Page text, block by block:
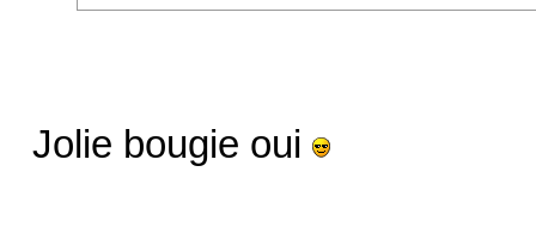
Jolie bougie oui